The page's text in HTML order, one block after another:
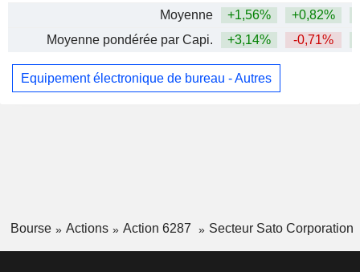
Moyenne
+1,56% +0,82%
Moyenne pondérée par Capi.
+3,14% -0,71%
Equipement électronique de bureau - Autres
Bourse Actions Action 6287 Secteur Sato Corporation